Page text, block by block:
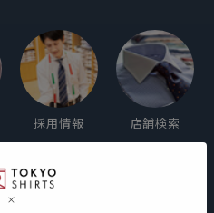
採用情報 店舗検索